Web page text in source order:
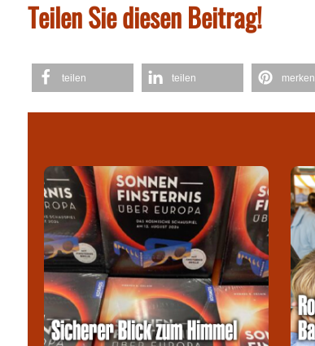
Teilen Sie diesen Beitrag!
teilen teilen merken